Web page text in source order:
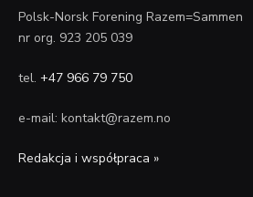
Polsk-Norsk Forening Razem=Sammen
nr org. 923 205 039
tel. +47 966 79 750
e-mail: kontakt@razem.no
Redakcja i współpraca »